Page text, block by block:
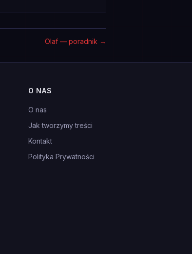
Olaf — poradnik →
O NAS
O nas
Jak tworzymy treści
Kontakt
Polityka Prywatności